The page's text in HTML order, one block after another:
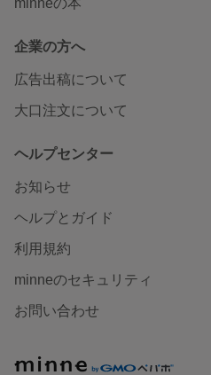
企業の方へ
広告出稿について
大口注文について
ヘルプセンター
お知らせ
ヘルプとガイド
利用規約
minneのセキュリティ
お問い合わせ